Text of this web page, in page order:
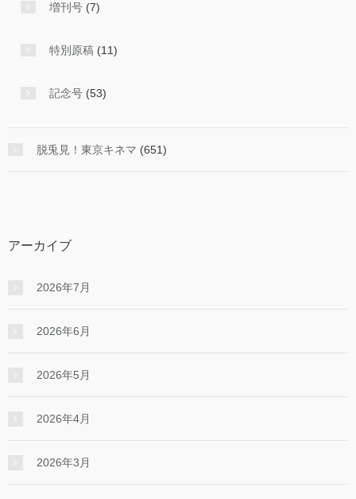
増刊号 (7)
特別原稿 (11)
記念号 (53)
脱兎見！東京キネマ (651)
アーカイブ
2026年7月
2026年6月
2026年5月
2026年4月
2026年3月